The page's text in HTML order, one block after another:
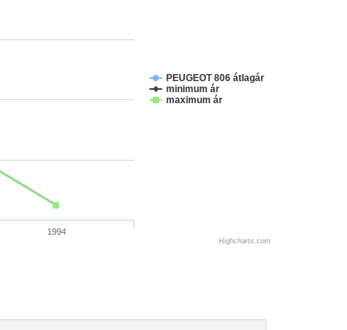
PEUGEOT 806 átlagár
minimum ár
maximum ár
1994
Highcharts.com